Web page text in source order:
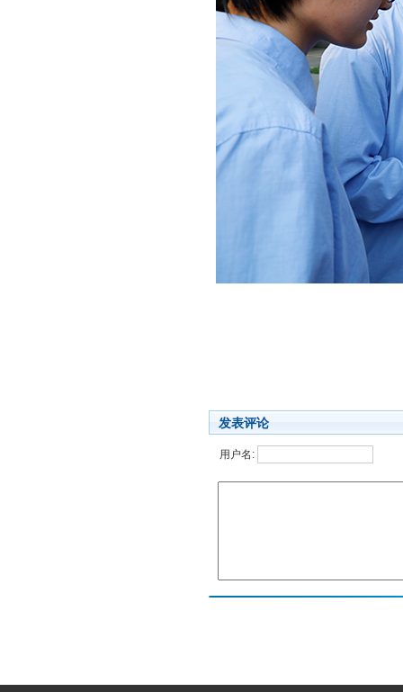
发表评论
用户名: